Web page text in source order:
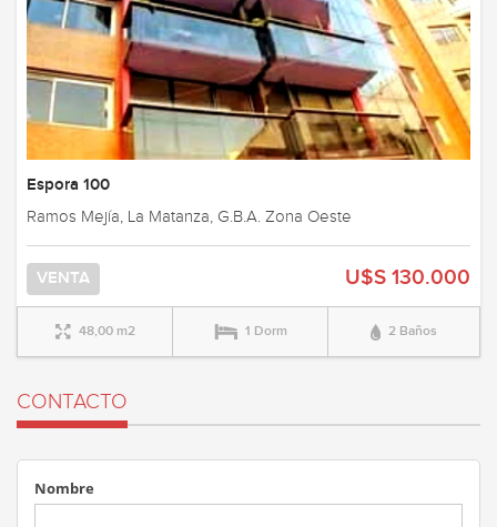
Espora 100
Ramos Mejía, La Matanza, G.B.A. Zona Oeste
VENTA U$S 130.000
48,00 m2 1 Dorm 2 Baños
CONTACTO
Nombre